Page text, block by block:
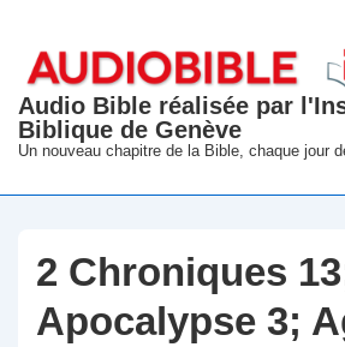
passer
contenu
principal
Audio Bible réalisée par
Biblique de Genève
Un nouveau chapitre de la Bible, chaque jour
2 Chroniques
Apocalypse 3;